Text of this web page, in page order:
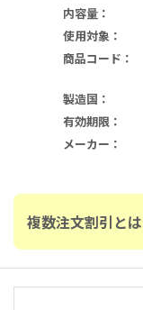
内容量 ：
使用対象 ：
商品コード ：
製造国 ：
有効期限 ：
メーカー ：
複数注文割引とは